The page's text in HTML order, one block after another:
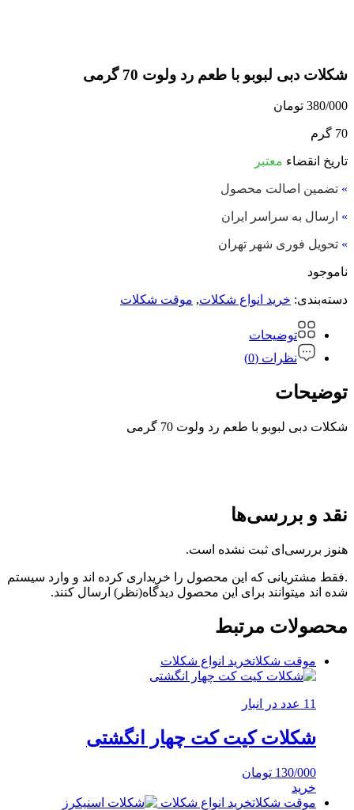
شکلات دبی لبوبو با طعم رد ولوت 70 گرمی
380/000 تومان
70 گرم
تاریخ انقضاء معتبر
» تضمین اصالت محصول
» ارسال به سراسر ایران
» تحویل فوری شهر تهران
ناموجود
دسته‌بندی: خرید انواع شکلات, موقت شکلات
توضیحات
نظرات (0)
توضیحات
شکلات دبی لبوبو با طعم رد ولوت 70 گرمی
نقد و بررسی‌ها
هنوز بررسی‌ای ثبت نشده است.
.فقط مشتریانی که این محصول را خریداری کرده اند و وارد سیستم
شده اند میتوانند برای این محصول دیدگاه(نظر) ارسال کنند.
محصولات مرتبط
موقت شکلاتخرید انواع شکلات
11 عدد در انبار
شکلات کیت کت چهار انگشتی
130/000 تومان
خرید
موقت شکلاتخرید انواع شکلات